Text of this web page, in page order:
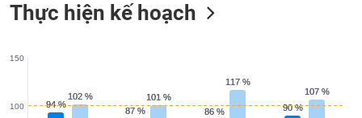
Thực hiện kế hoạch
94 %
94 %
87 %
87 % 86 %
86 % 90 %
90 %
102 %
102 % 101 %
101 %
117 %
117 %
107 %
107 %
100
150